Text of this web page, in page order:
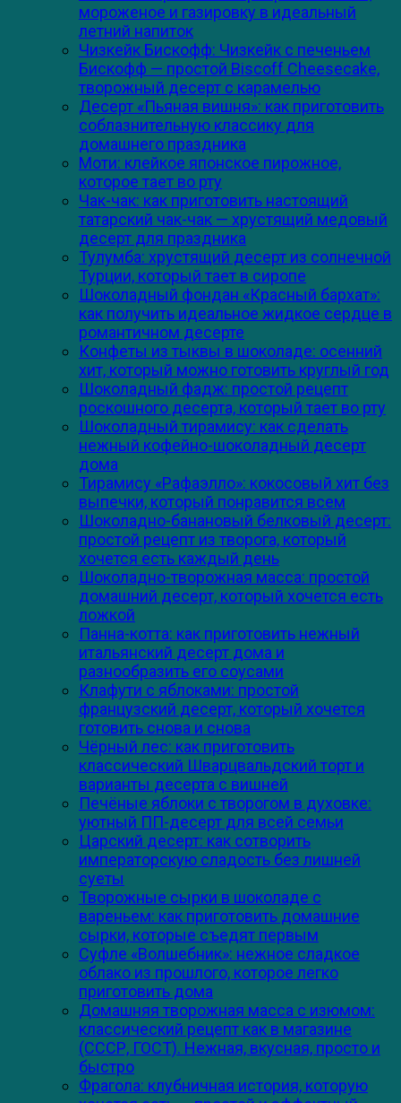
мороженое и газировку в идеальный
летний напиток
Чизкейк Бискофф: Чизкейк с печеньем
Бискофф — простой Biscoff Cheesecake,
творожный десерт с карамелью
Десерт «Пьяная вишня»: как приготовить
соблазнительную классику для
домашнего праздника
Моти: клейкое японское пирожное,
которое тает во рту
Чак-чак: как приготовить настоящий
татарский чак-чак — хрустящий медовый
десерт для праздника
Тулумба: хрустящий десерт из солнечной
Турции, который тает в сиропе
Шоколадный фондан «Красный бархат»:
как получить идеальное жидкое сердце в
романтичном десерте
Конфеты из тыквы в шоколаде: осенний
хит, который можно готовить круглый год
Шоколадный фадж: простой рецепт
роскошного десерта, который тает во рту
Шоколадный тирамису: как сделать
нежный кофейно-шоколадный десерт
дома
Тирамису «Рафаэлло»: кокосовый хит без
выпечки, который понравится всем
Шоколадно-банановый белковый десерт:
простой рецепт из творога, который
хочется есть каждый день
Шоколадно-творожная масса: простой
домашний десерт, который хочется есть
ложкой
Панна-котта: как приготовить нежный
итальянский десерт дома и
разнообразить его соусами
Клафути с яблоками: простой
французский десерт, который хочется
готовить снова и снова
Чёрный лес: как приготовить
классический Шварцвальдский торт и
варианты десерта с вишней
Печёные яблоки с творогом в духовке:
уютный ПП-десерт для всей семьи
Царский десерт: как сотворить
императорскую сладость без лишней
суеты
Творожные сырки в шоколаде с
вареньем: как приготовить домашние
сырки, которые съедят первым
Суфле «Волшебник»: нежное сладкое
облако из прошлого, которое легко
приготовить дома
Домашняя творожная масса с изюмом:
классический рецепт как в магазине
(СССР, ГОСТ). Нежная, вкусная, просто и
быстро
Фрагола: клубничная история, которую